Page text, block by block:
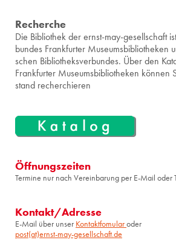
Recherche
Die Bi­blio­thek der ernst-may-ge­sell­schaft
bun­des Frank­fur­ter Mu­se­ums­bi­blio­the­ken
schen Bi­blio­theks­ver­bun­des. Über den
Frank­fur­ter Mu­se­ums­bi­blio­the­ken kön­nen
stand re­cher­chie­ren
Öffnungszeiten
Termine nur nach Vereinbarung per E-Mail oder
Kontakt/Adresse
E-Mail über unser Kontaktfomularoder
post(at)ernst-may-gesellschaft.de